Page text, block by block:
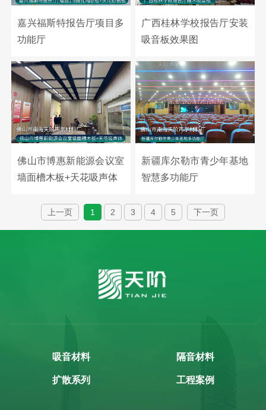
嘉兴福斯特报告厅项目多
功能厅
广西桂林学校报告厅安装
吸音板效果图
佛山市博惠新能源会议室
墙面槽木板+天花吸声体
新疆库尔勒市青少年基地
智慧多功能厅
上一页 1 2 3 4 5 下一页
吸音材料 隔音材料
扩散系列 工程案例